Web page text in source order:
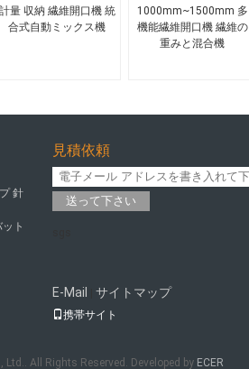
計量 収納 繊維開口機 統
合式自動ミックス機
1000mm~1500mm 多
機能繊維開口機 繊維の
重みと混合機
針
ト
見積依頼
送って下さい
E-Mail サイトマップ
携帯サイト
All Rights Reserved. Developed by ECER